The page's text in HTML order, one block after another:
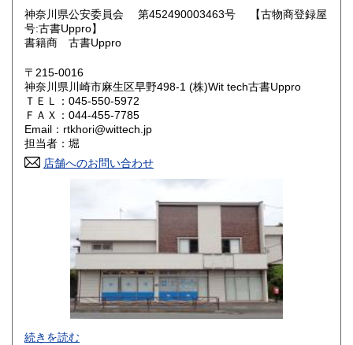
鳥取県 600円 島根県 600円
山口県 600円 徳島県 600円
香川県 600円
高知県 600円
長崎県
600円
鹿児島県
600円
神奈川県公安委員会 第452490003463号 【古物商登録屋
号:古書Uppro】
書籍商 古書Uppro
〒215-0016
神奈川県川崎市麻生区早野498-1 (株)Wit tech古書Uppro
ＴＥＬ：045-550-5972
ＦＡＸ：044-455-7785
Email：rtkhori@wittech.jp
担当者：堀
店舗へのお問い合わせ
続きを読む